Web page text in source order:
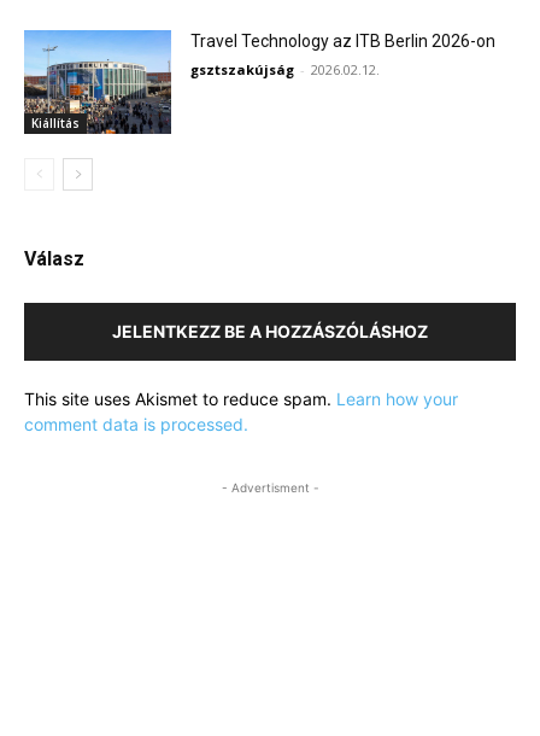
Kiállítás
Travel Technology az ITB Berlin 2026-on
gsztszakújság - 2026.02.12.
Válasz
JELENTKEZZ BE A HOZZÁSZÓLÁSHOZ
This site uses Akismet to reduce spam. Learn how your
comment data is processed.
- Advertisment -